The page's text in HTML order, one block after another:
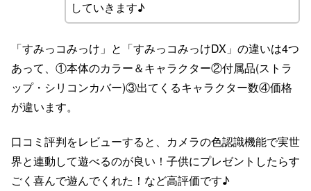
していきます♪
「すみっコみっけ」と「すみっコみっけDX」の違いは4つ
あって、①本体のカラー＆キャラクター②付属品(ストラ
ップ・シリコンカバー)③出てくるキャラクター数④価格
が違います。
口コミ評判をレビューすると、カメラの色認識機能で実世
界と連動して遊べるのが良い！子供にプレゼントしたらす
ごく喜んで遊んでくれた！など高評価です♪